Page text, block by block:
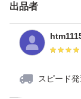
出品者
スピード発